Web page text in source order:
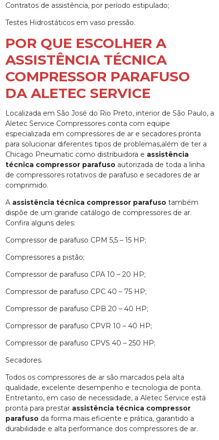
Contratos de assistência, por período estipulado;
Testes Hidrostáticos em vaso pressão.
POR QUE ESCOLHER A
ASSISTÊNCIA TÉCNICA
COMPRESSOR PARAFUSO
DA ALETEC SERVICE
Localizada em São José do Rio Preto, interior de São Paulo, a
Aletec Service Compressores conta com equipe
especializada em compressores de ar e secadores pronta
para solucionar diferentes tipos de problemas,além de ter a
Chicago Pneumatic como distribuidora e assistência
técnica compressor parafusoautorizada de toda a linha
de compressores rotativos de parafuso e secadores de ar
comprimido.
A assistência técnica compressor parafusotambém
dispõe de um grande catálogo de compressores de ar.
Confira alguns deles:
Compressor de parafuso CPM 5,5 – 15 HP;
Compressores a pistão;
Compressor de parafuso CPA 10 – 20 HP;
Compressor de parafuso CPC 40 – 75 HP;
Compressor de parafuso CPB 20 – 40 HP;
Compressor de parafuso CPVR 10 – 40 HP;
Compressor de parafuso CPVS 40 – 250 HP;
Secadores.
Todos os compressores de ar são marcados pela alta
qualidade, excelente desempenho e tecnologia de ponta.
Entretanto, em caso de necessidade, a Aletec Service está
pronta para prestar assistência técnica compressor
parafusoda forma mais eficiente e prática, garantido a
durabilidade e alta performance dos compressores de ar.